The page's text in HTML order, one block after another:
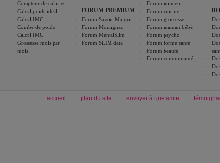
Compteur de calories
Calcul poids idéal
Calcul IMC
Courbe de poids
Calcul IMG
Grossesse mois par
mois
FORUM PREMIUM
Forum Savoir Maigrir
Forum Montignac
Forum MentalSlim
Forum SLIM data
Forum minceur
Forum cuisine
Forum grossesse
Forum maman bébé
Forum psycho
Forum forme santé
Forum beauté
Forum communauté
accueil plan du site envoyer à une amie